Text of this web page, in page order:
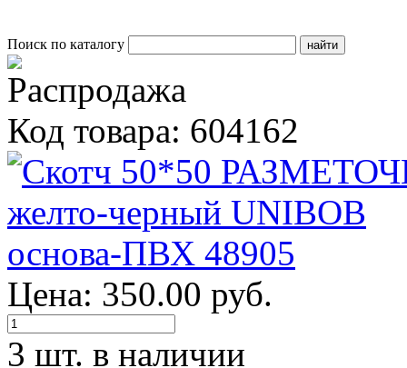
Поиск по каталогу
Код товара: 604162
Цена: 350.00 руб.
3 шт. в наличии